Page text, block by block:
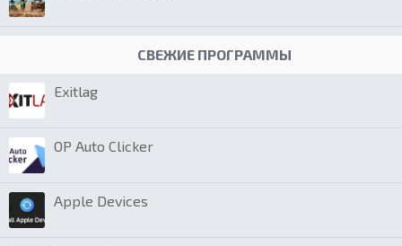
СВЕЖИЕ ПРОГРАММЫ
Exitlag
OP Auto Clicker
Apple Devices